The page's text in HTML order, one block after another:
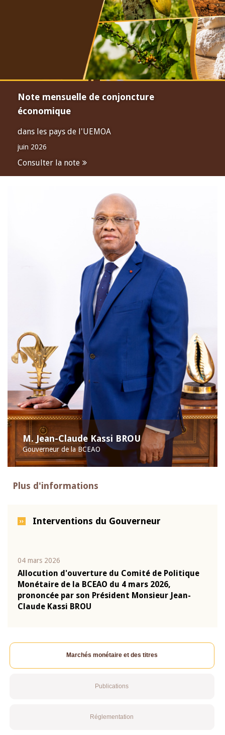
Note mensuelle de conjoncture
économique
dans les pays de l'UEMOA
juin 2026
Consulter la note
M. Jean-Claude Kassi BROU
Gouverneur de la BCEAO
Plus d'informations
Interventions du Gouverneur
04 mars 2026
Allocution d'ouverture du Comité de Politique
Monétaire de la BCEAO du 4 mars 2026,
prononcée par son Président Monsieur Jean-
Claude Kassi BROU
Marchés monétaire et des titres
Publications
Réglementation